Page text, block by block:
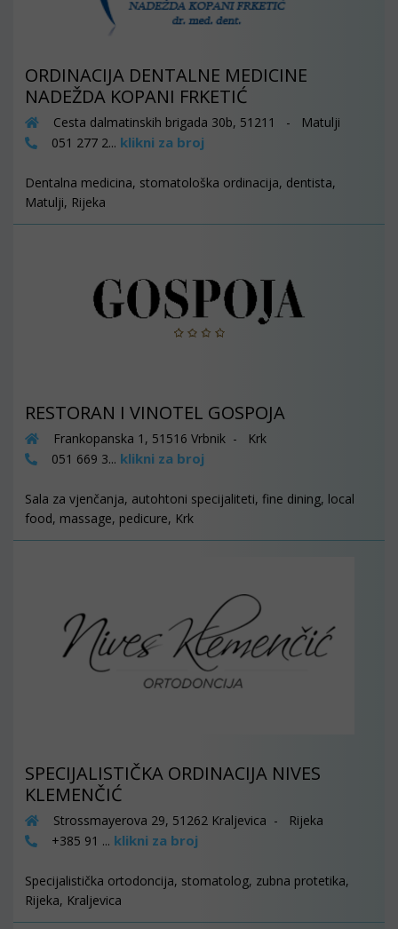
ORDINACIJA DENTALNE MEDICINE
NADEŽDA KOPANI FRKETIĆ
Cesta dalmatinskih brigada 30b, 51211 - Matulji
051 277 2... klikni za broj
Dentalna medicina, stomatološka ordinacija, dentista,
Matulji, Rijeka
RESTORAN I VINOTEL GOSPOJA
Frankopanska 1, 51516 Vrbnik - Krk
051 669 3... klikni za broj
Sala za vjenčanja, autohtoni specijaliteti, fine dining, local
food, massage, pedicure, Krk
SPECIJALISTIČKA ORDINACIJA NIVES
KLEMENČIĆ
Strossmayerova 29, 51262 Kraljevica - Rijeka
+385 91 ... klikni za broj
Specijalistička ortodoncija, stomatolog, zubna protetika,
Rijeka, Kraljevica